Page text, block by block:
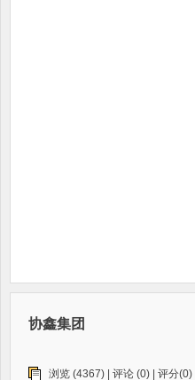
协鑫集团
浏览 (4367) | 评论 (0) | 评分(0) |